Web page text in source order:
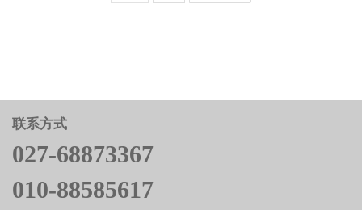
联系方式
027-68873367
010-88585617